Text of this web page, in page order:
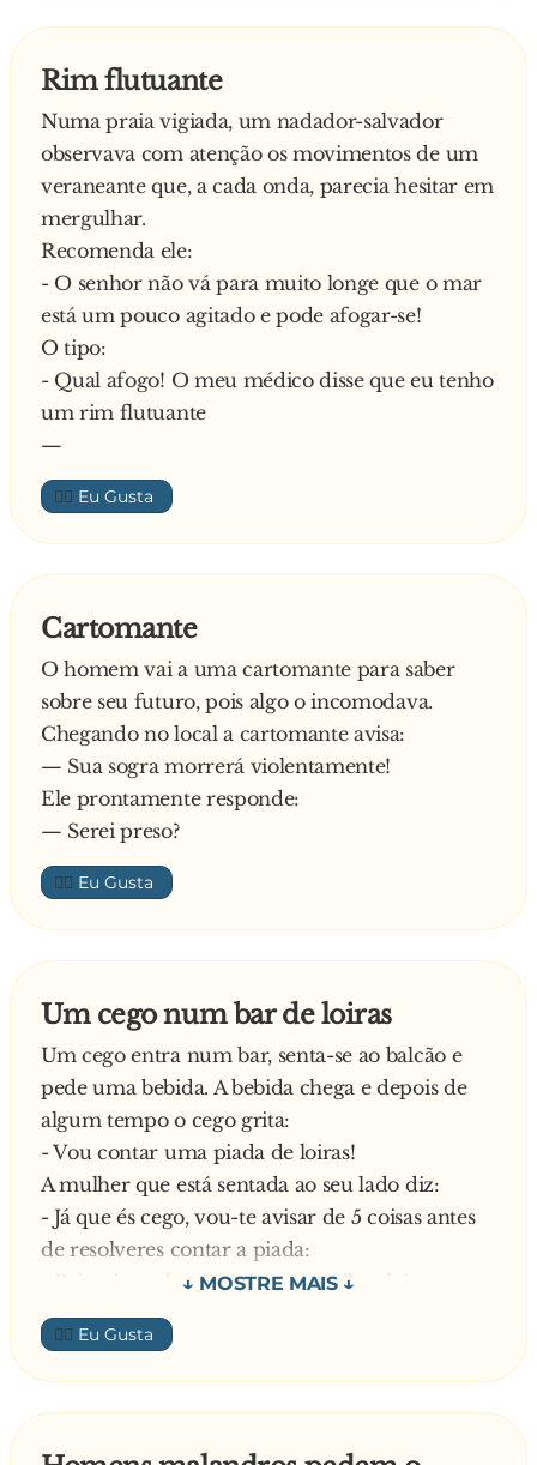
Rim flutuante
Numa praia vigiada, um nadador-salvador
observava com atenção os movimentos de um
veraneante que, a cada onda, parecia hesitar em
mergulhar.
Recomenda ele:
- O senhor não vá para muito longe que o mar
está um pouco agitado e pode afogar-se!
O tipo:
- Qual afogo! O meu médico disse que eu tenho
um rim flutuante
—
👍🏼
Cartomante
O homem vai a uma cartomante para saber
sobre seu futuro, pois algo o incomodava.
Chegando no local a cartomante avisa:
— Sua sogra morrerá violentamente!
Ele prontamente responde:
— Serei preso?
👍🏼
Um cego num bar de loiras
Um cego entra num bar, senta-se ao balcão e
pede uma bebida. A bebida chega e depois de
algum tempo o cego grita:
- Vou contar uma piada de loiras!
A mulher que está sentada ao seu lado diz:
- Já que és cego, vou-te avisar de 5 coisas antes
de resolveres contar a piada:
- Primeira, o barman é uma mulher loira;
- Segunda, o gerente é uma mulher loira.
- Terceira, eu sou uma loira de 1, 75m e 90kg.
- Quarta, a mulher ao meu lado é uma loira
profissional em Karate.
👍🏼